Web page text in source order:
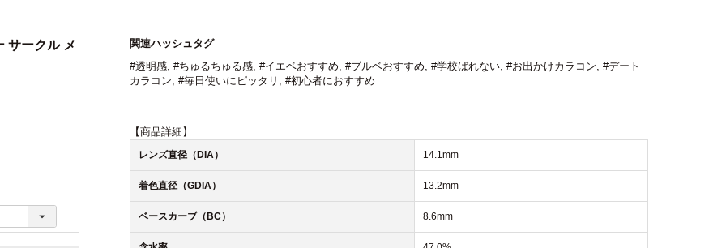
サークル メ
関連ハッシュタグ
#透明感, #ちゅるちゅる感, #イエベおすすめ, #ブルベおすすめ, #学校ばれない, #お出かけカラコン, #デート
カラコン, #毎日使いにピッタリ , #初心者におすすめ
【商品詳細】
レンズ直径（DIA） 14.1mm
着色直径（GDIA） 13.2mm
ベースカーブ（BC） 8.6mm